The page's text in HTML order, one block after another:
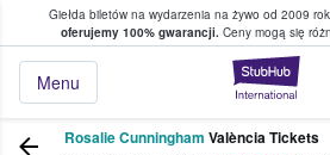
Giełda biletów na wydarzenia na żywo od 2009
oferujemy 100% gwarancji. Ceny mogą się
Menu
w którym fani i kibice
Rosalie Cunningham València Tickets